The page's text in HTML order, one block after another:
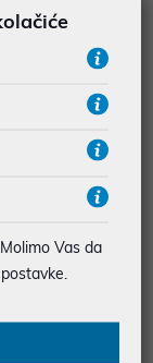
zbrajaju
Vas da